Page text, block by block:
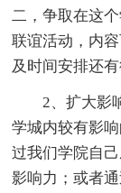
二，争取在这
联谊活动，内
及时间安排还有
2、扩大影响
学城内较有影
过我们学院自
影响力；或者